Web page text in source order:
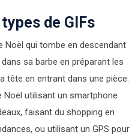
de GIFs
Noël qui tombe en descendant
sa barbe en préparant les
tête en entrant dans une pièce.
Noël utilisant un smartphone
faisant du shopping en
ou utilisant un GPS pour